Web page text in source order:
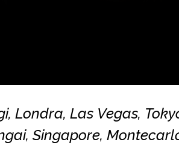
Londra, Las Vegas,
Singapore,